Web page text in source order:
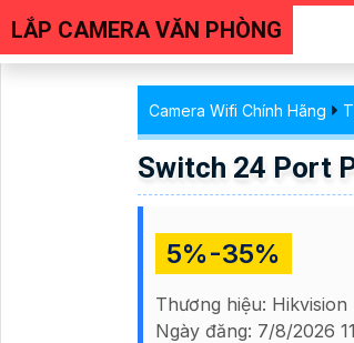
LẮP CAMERA VĂN PHÒNG
Camera Wifi Chính Hãng
Switch 24 Port
5%-35%
Thương hiệu: Hikvision
Ngày đăng: 7/8/2026